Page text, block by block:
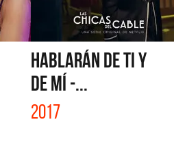
HABLARÁN DE TI Y
DE MÍ -...
2017